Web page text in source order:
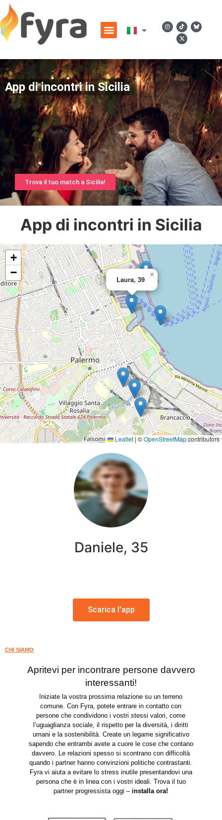
App di incontri in Sicilia
Trova il tuo match a Sicilia!
App di incontri in Sicilia
Laura, 39
×
+
−
Leaflet | ©OpenStreetMapcontributors
Daniele, 35
Scarica l'app
CHI SIAMO
Apritevi per incontrare persone davvero
interessanti!
Iniziate la vostra prossima relazione su un terreno
comune. Con Fyra, potete entrare in contatto con
persone che condividono i vostri stessi valori, come
l’uguaglianza sociale, il rispetto per la diversità, i diritti
umani e la sostenibilità. Create un legame significativo
sapendo che entrambi avete a cuore le cose che contano
davvero. Le relazioni spesso si scontrano con difficoltà
quando i partner hanno convinzioni politiche contrastanti.
Fyra vi aiuta a evitare lo stress inutile presentandovi una
persona che è in linea con i vostri ideali. Trova il tuo
partner progressista oggi –installa ora!